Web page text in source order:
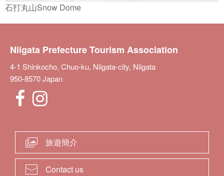
石打丸山Snow Dome
Niigata Prefecture Tourism Association
4-1 Shinkocho, Chuo-ku, Niigata-city, Niigata
950-8570 Japan
旅遊簡介
Contact us